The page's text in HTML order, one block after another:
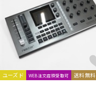
ユーズド WEB注文店頭受取可 送料無料